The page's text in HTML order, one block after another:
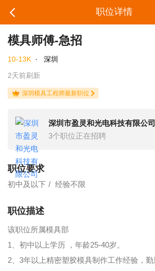
职位详情
模具师傅-急招
10-13K ·
深圳
2天前刷新
深圳模具工程师最新职位
深圳市盈灵和光电科技有限公司
3个职位正在招聘
职位要求
初中及以下 经验不限
职位描述
该职位所属模具部
1、初中以上学历 ，年龄25-40岁。
2、3年以上精密塑胶模具制作工作经验，